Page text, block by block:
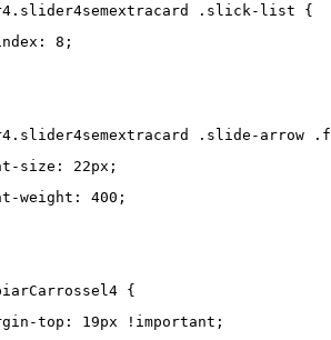
.slick-list {
8;
.slide-arrow
size: 22px;
weight: 400;
{
top: 19px !important;